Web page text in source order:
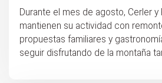
Durante el mes de agosto, Cerler y
mantienen su actividad con
propuestas familiares y
seguir disfrutando de la montaña